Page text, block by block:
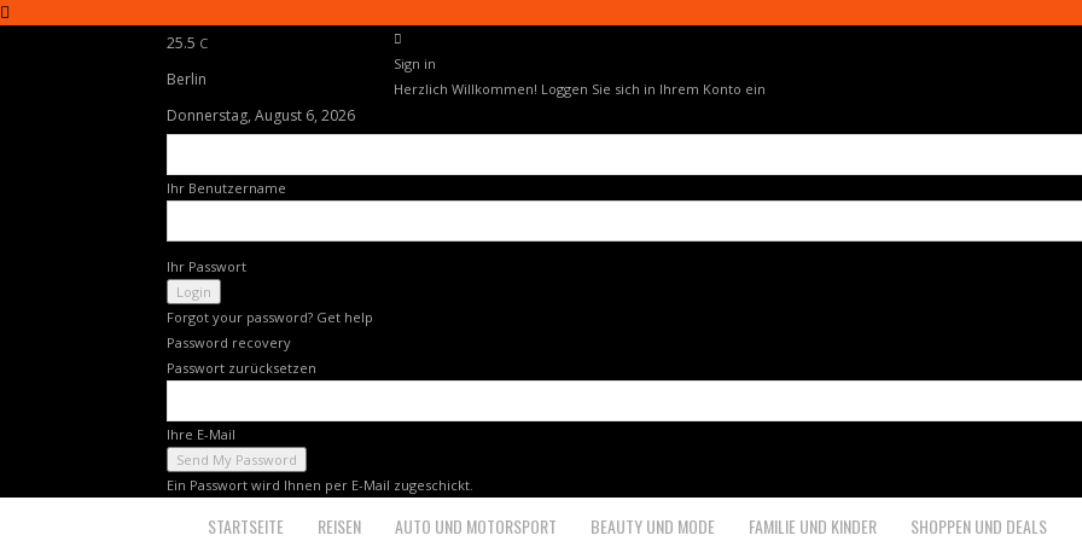
25.5 C
Berlin
Donnerstag, August 6, 2026
Sign in
Herzlich Willkommen! Loggen Sie sich in Ihrem Konto ein
Ihr Benutzername
Ihr Passwort
Forgot your password? Get help
Password recovery
Passwort zurücksetzen
Ihre E-Mail
Ein Passwort wird Ihnen per E-Mail zugeschickt.
Nacht
STARTSEITE REISEN AUTO UND MOTORSPORT BEAUTY UND MODE FAMILIE UND KINDER SHOPPEN UND DEALS